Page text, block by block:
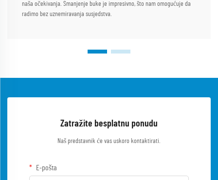
naša očekivanja. Smanjenje buke je impresivno, što nam omogućuje da
radimo bez uznemiravanja susjedstva.
Zatražite besplatnu ponudu
Naš predstavnik će vas uskoro kontaktirati.
E-pošta